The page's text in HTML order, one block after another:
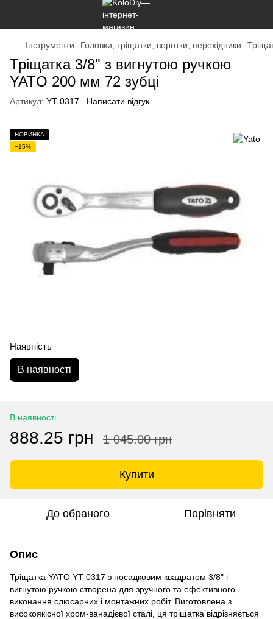
Інструменти Головки, тріщатки, воротки, перехідники
Тріщатка 3/8" з вигнутою ручкою
YATO 200 мм 72 зубці
Артикул: YT-0317 Написати відгук
НОВИНКА
−15%
Наявність
В наявності
В наявності
888.25 грн 1 045.00 грн
Купити
До обраного Порівняти
Опис
Тріщатка YATO YT-0317 з посадковим квадратом 3/8" і
вигнутою ручкою створена для зручного та ефективного
виконання слюсарних і монтажних робіт. Виготовлена з
високоякісної хром-ванадієвої сталі, ця тріщатка відрізняється